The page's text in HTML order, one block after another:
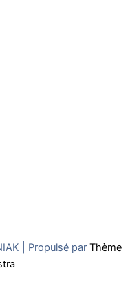
| Propulsé par Thème